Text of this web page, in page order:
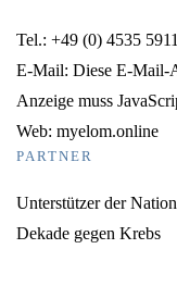
Tel.: +49 (0) 4535
E-Mail: Diese E-Mail-
Anzeige muss
Web: myelom.online
PARTNER
Unterstützer der
Dekade gegen Krebs